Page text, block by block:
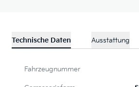
Technische Daten Ausstattung
Fahrzeugnummer